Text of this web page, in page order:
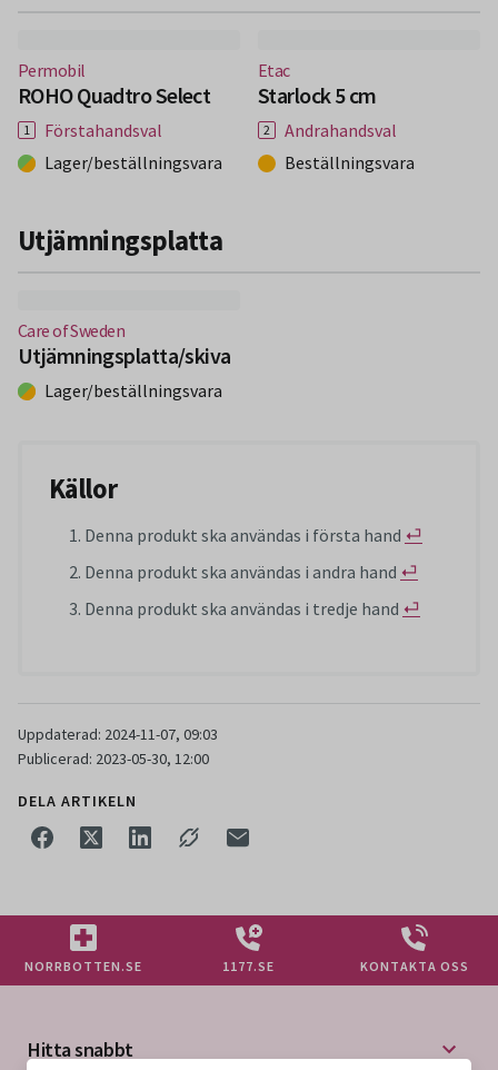
Permobil
ROHO Quadtro Select
(Nytt fönster)
Förstahandsval
Lager/beställningsvara
Etac
Starlock 5 cm
(Nytt fönster)
Andrahandsval
Beställningsvara
Utjämningsplatta
Care of Sweden
Utjämningsplatta/skiva
(Nytt fönster)
Lager/beställningsvara
Källor
Denna produkt ska användas i första hand ⏎
Denna produkt ska användas i andra hand ⏎
Denna produkt ska användas i tredje hand ⏎
Uppdaterad: 2024-11-07, 09:03
Publicerad: 2023-05-30, 12:00
DELA ARTIKELN
NORRBOTTEN.SE 1177.SE KONTAKTA OSS
Hitta snabbt